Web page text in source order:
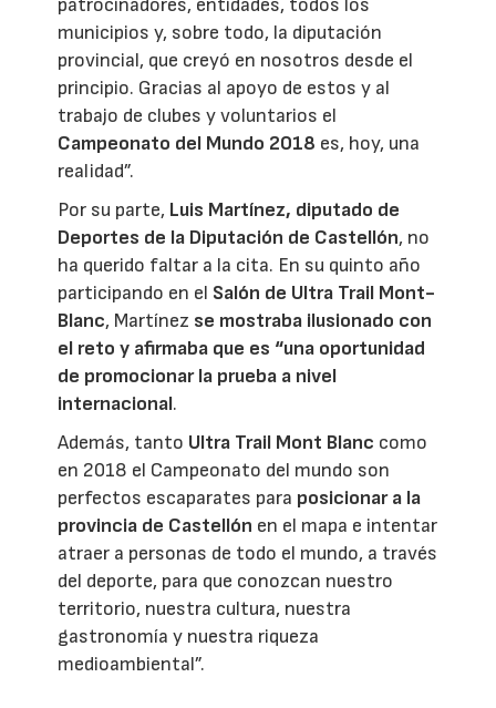
patrocinadores, entidades, todos los
municipios y, sobre todo, la diputación
provincial, que creyó en nosotros desde el
principio. Gracias al apoyo de estos y al
trabajo de clubes y voluntarios el
Campeonato del Mundo 2018 es, hoy, una
realidad”.
Por su parte, Luis Martínez, diputado de
Deportes de la Diputación de Castellón, no
ha querido faltar a la cita. En su quinto año
participando en el Salón de Ultra Trail Mont-
Blanc, Martínez se mostraba ilusionado con
el reto y afirmaba que es “una oportunidad
de promocionar la prueba a nivel
internacional.
Además, tanto Ultra Trail Mont Blanc como
en 2018 el Campeonato del mundo son
perfectos escaparates para posicionar a la
provincia de Castellón en el mapa e intentar
atraer a personas de todo el mundo, a través
del deporte, para que conozcan nuestro
territorio, nuestra cultura, nuestra
gastronomía y nuestra riqueza
medioambiental”.